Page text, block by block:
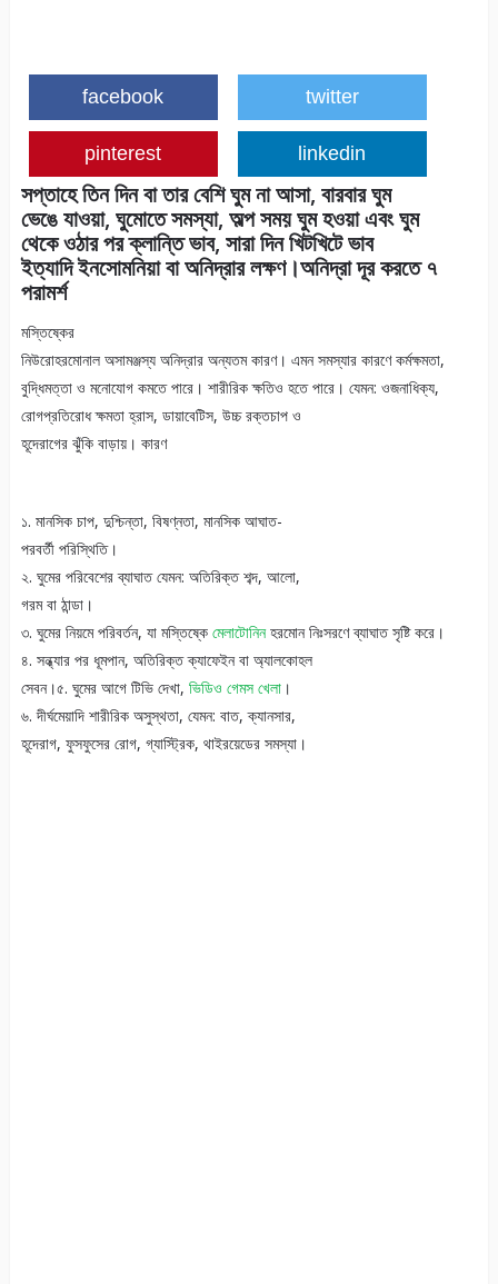
facebook twitter
pinterest linkedin
সপ্তাহে তিন দিন বা তার বেশি ঘুম না আসা, বারবার ঘুম
ভেঙে যাওয়া, ঘুমোতে সমস্যা, অল্প সময় ঘুম হওয়া এবং ঘুম
থেকে ওঠার পর ক্লান্তি ভাব, সারা দিন খিটখিটে ভাব
ইত্যাদি ইনসোমনিয়া বা অনিদ্রার লক্ষণ।অনিদ্রা দূর করতে ৭
পরামর্শ
মস্তিষ্কের
নিউরোহরমোনাল অসামঞ্জস্য অনিদ্রার অন্যতম কারণ। এমন সমস্যার কারণে কর্মক্ষমতা,
বুদ্ধিমত্তা ও মনোযোগ কমতে পারে। শারীরিক ক্ষতিও হতে পারে। যেমন: ওজনাধিক্য,
রোগপ্রতিরোধ ক্ষমতা হ্রাস, ডায়াবেটিস, উচ্চ রক্তচাপ ও
হূদেরাগের ঝুঁকি বাড়ায়। কারণ
১. মানসিক চাপ, দুশ্চিন্তা, বিষণ্নতা, মানসিক আঘাত-
পরবর্তী পরিস্থিতি।
২. ঘুমের পরিবেশের ব্যাঘাত যেমন: অতিরিক্ত শব্দ, আলো,
গরম বা ঠান্ডা।
৩. ঘুমের নিয়মে পরিবর্তন, যা মস্তিষ্কে মেলাটোনিনহরমোন নিঃসরণে ব্যাঘাত সৃষ্টি করে।
৪. সন্ধ্যার পর ধূমপান, অতিরিক্ত ক্যাফেইন বা অ্যালকোহল
সেবন।৫. ঘুমের আগে টিভি দেখা, ভিডিও গেমস খেলা।
৬. দীর্ঘমেয়াদি শারীরিক অসুস্থতা, যেমন: বাত, ক্যানসার,
হূদেরাগ, ফুসফুসের রোগ, গ্যাস্ট্রিক, থাইরয়েডের সমস্যা।